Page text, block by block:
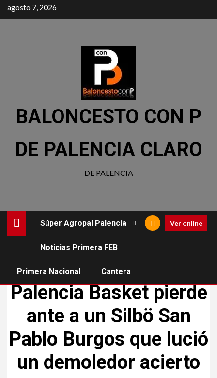
agosto 7, 2026
BALONCESTO CON P
DE PALENCIA CLARO
DE PALENCIA
Súper Agropal Palencia
Noticias Primera FEB
Primera Nacional Cantera
Ver online
SÚPER AGROPAL PALENCIA
Palencia Basket pierde
ante a un Silbö San
Pablo Burgos que lució
un demoledor acierto